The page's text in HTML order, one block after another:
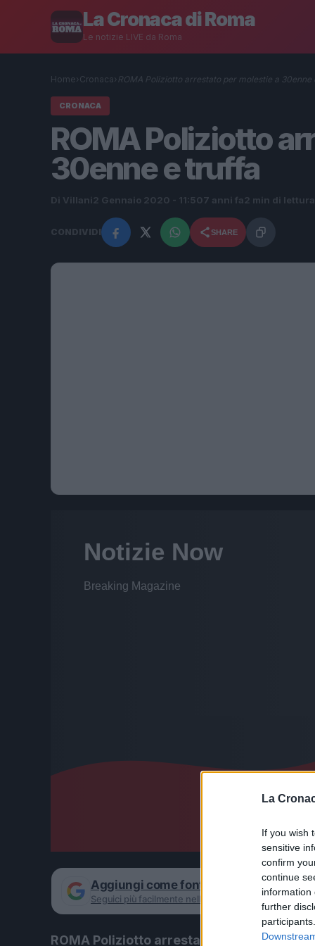
La
If you wish
sensitive
confirm
continue
information
further
La Cronaca di Roma
Le notizie LIVE da Roma
Home› Cronaca› ROMA Poliziotto arrestato per molestie a 30enne
CRONACA
ROMA Poliziotto
30enne e truffa
Di Villani2 Gennaio 2020 - 11:507 anni fa2 min di lettura
CONDIVIDI SHARE
Aggiungi come fonte preferita su
Seguici più facilmente nelle notizie consigliate
ROMA Poliziotto arrestato per molestie a